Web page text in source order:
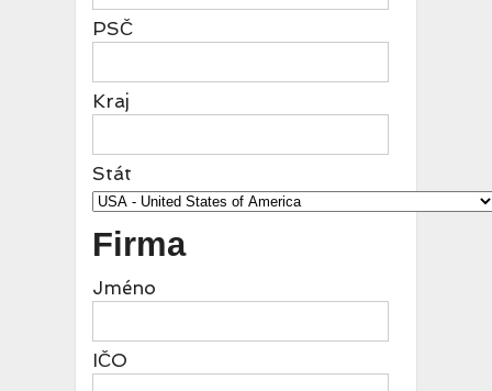
PSČ
Kraj
Stát
Firma
Jméno
IČO